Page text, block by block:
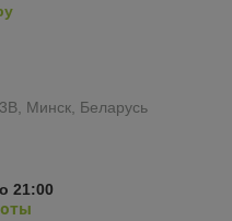
Минск, Беларусь
21:00